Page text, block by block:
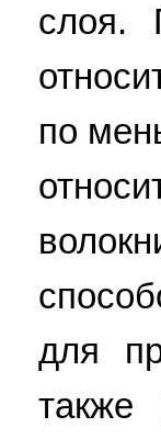
слоя.
по
для
также